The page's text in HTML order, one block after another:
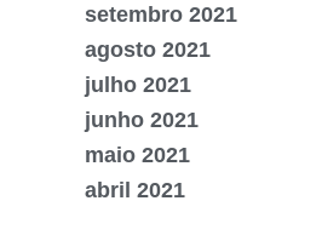
setembro 2021
agosto 2021
julho 2021
junho 2021
maio 2021
abril 2021